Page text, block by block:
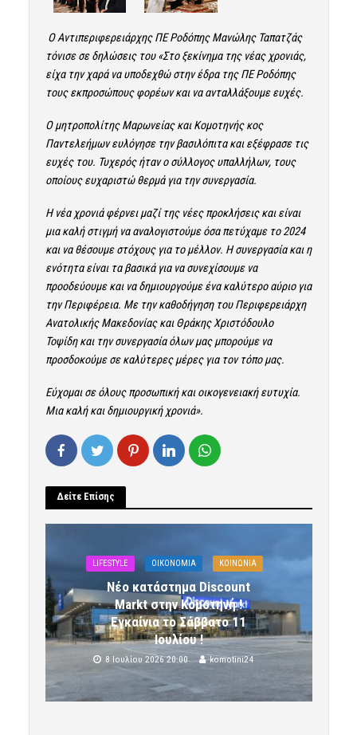
Ο Αντιπεριφερειάρχης ΠΕ Ροδόπης Μανώλης Ταπατζάς
τόνισε σε δηλώσεις του «Στο ξεκίνημα της νέας χρονιάς,
είχα την χαρά να υποδεχθώ στην έδρα της ΠΕ Ροδόπης
τους εκπροσώπους φορέων και να ανταλλάξουμε ευχές.
Ο μητροπολίτης Μαρωνείας και Κομοτηνής κος
Παντελεήμων ευλόγησε την βασιλόπιτα και εξέφρασε τις
ευχές του. Τυχερός ήταν ο σύλλογος υπαλλήλων, τους
οποίους ευχαριστώ θερμά για την συνεργασία.
Η νέα χρονιά φέρνει μαζί της νέες προκλήσεις και είναι
μια καλή στιγμή να αναλογιστούμε όσα πετύχαμε το 2024
και να θέσουμε στόχους για το μέλλον. Η συνεργασία και η
ενότητα είναι τα βασικά για να συνεχίσουμε να
προοδεύουμε και να δημιουργούμε ένα καλύτερο αύριο για
την Περιφέρεια. Με την καθοδήγηση του Περιφερειάρχη
Ανατολικής Μακεδονίας και ΘράκηςΧριστόδουλο
Τοψίδηκαι την συνεργασία όλων μας μπορούμε να
προσδοκούμε σε καλύτερες μέρες για τον τόπο μας.
Εύχομαι σε όλους προσωπική και οικογενειακή ευτυχία.
Μια καλή και δημιουργική χρονιά».
Δείτε Επίσης
LIFESTYLE OIKONOMIA ΚΟΙΝΩΝΙΑ
Νέο κατάστημα Discount
Markt στην Κομοτηνή !
Εγκαίνια το Σάββατο 11
Ιουλίου !
8 Ιουλίου 2026 20:00 komotini24